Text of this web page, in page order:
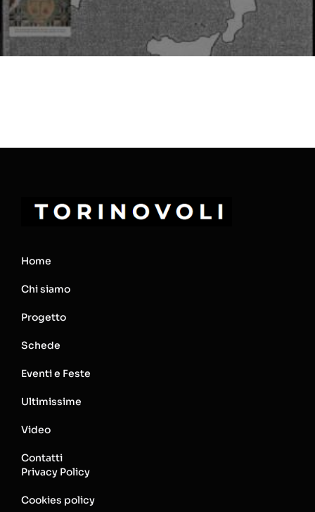
Home
Chi siamo
Progetto
Schede
Eventi e Feste
Ultimissime
Video
Contatti
Privacy Policy
Cookies policy